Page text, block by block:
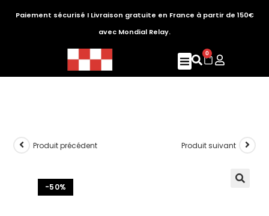
Paiement sécurisé I Livraison gratuite en France à partir de 150€
avec Mondial Relay.
0
-50%
Produit précédent Produit suivant